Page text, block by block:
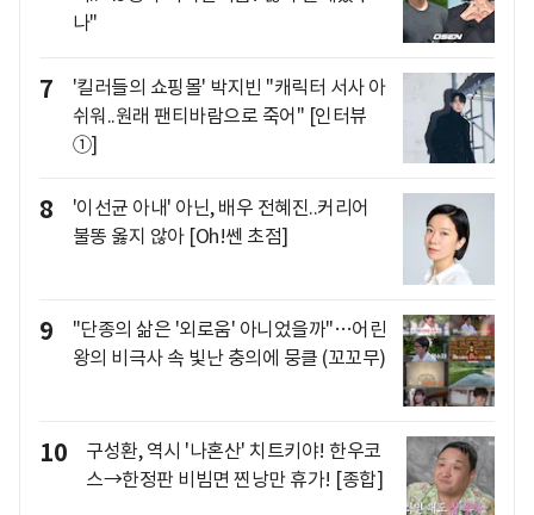
나"
7
'킬러들의 쇼핑몰' 박지빈 "캐릭터 서사 아
쉬워..원래 팬티바람으로 죽어" [인터뷰
①]
8
'이선균 아내' 아닌, 배우 전혜진..커리어
불똥 옳지 않아 [Oh!쎈 초점]
9
"단종의 삶은 '외로움' 아니었을까"…어린
왕의 비극사 속 빛난 충의에 뭉클 (꼬꼬무)
10
구성환, 역시 '나혼산' 치트키야! 한우코
스→한정판 비빔면 찐낭만 휴가! [종합]